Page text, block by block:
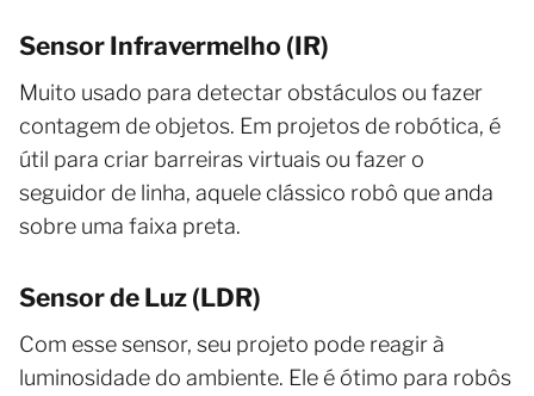
Sensor Infravermelho (IR)
Muito usado para detectar obstáculos ou fazer
contagem de objetos. Em projetos de robótica, é
útil para criar barreiras virtuais ou fazer o
seguidor de linha, aquele clássico robô que anda
sobre uma faixa preta.
Sensor de Luz (LDR)
Com esse sensor, seu projeto pode reagir à
luminosidade do ambiente. Ele é ótimo para robôs